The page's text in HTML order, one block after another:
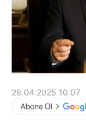
28.04.2025 10:07